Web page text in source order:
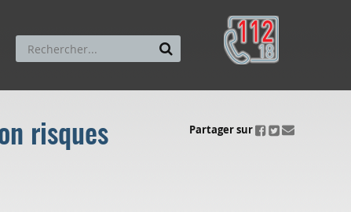
risquesui.fo.accessibility.echappement.partage
Partager sur